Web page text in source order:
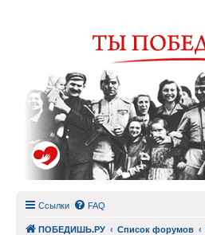
Ссылки FAQ
ПОБЕДИШЬ.РУ Список форумов